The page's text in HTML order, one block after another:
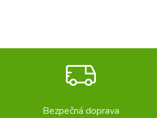
Bezpečná doprava